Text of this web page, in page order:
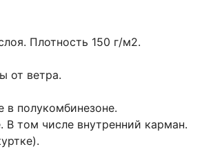
Плотность 150 г/м2.
от ветра.
в полукомбинезоне.
В том числе внутренний карман.